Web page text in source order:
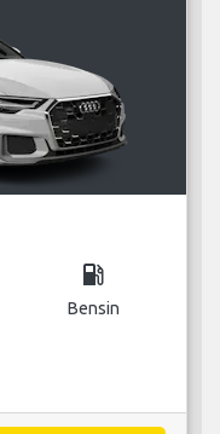
local_gas_station
Bensin